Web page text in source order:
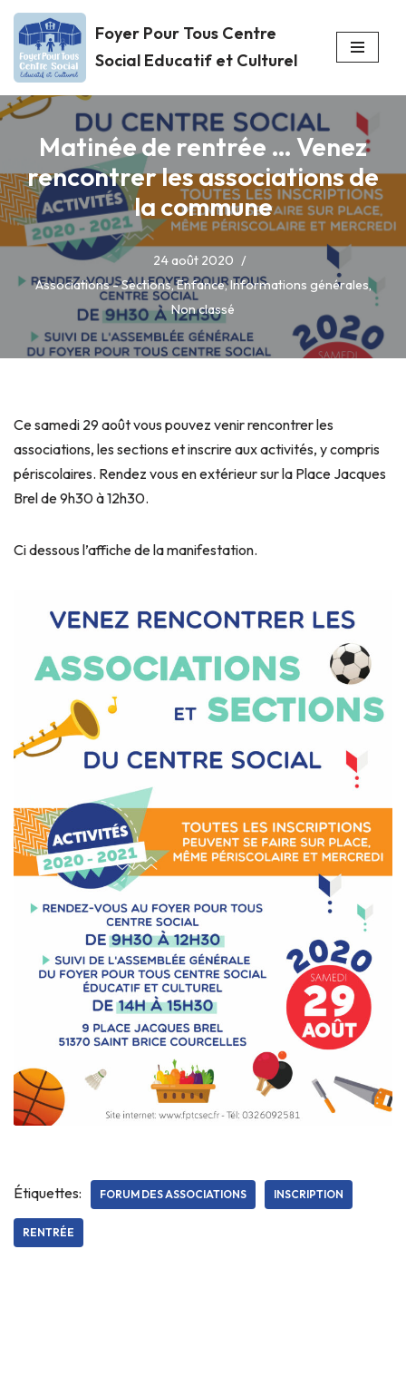
Aller
au
contenu
Foyer Pour Tous Centre
Social Educatif et Culturel
Matinée de rentrée … Venez
rencontrer les associations de
la commune
24 août 2020
Associations - Sections,Enfance,Informations générales,
Non classé
Ce samedi 29 août vous pouvez venir rencontrer les
associations, les sections et inscrire aux activités, y compris
périscolaires. Rendez vous en extérieur sur la Place Jacques
Brel de 9h30 à 12h30.
Ci dessous l’affiche de la manifestation.
Étiquettes: FORUM DES ASSOCIATIONS INSCRIPTION
RENTRÉE